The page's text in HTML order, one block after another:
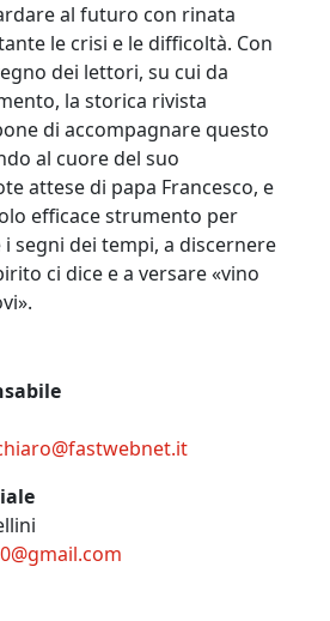
al futuro con rinata
le crisi e le difficoltà. Con
dei lettori, su cui da
la storica rivista
di accompagnare questo
al cuore del suo
attese di papa Francesco, e
efficace strumento per
segni dei tempi, a discernere
ci dice e a versare «vino